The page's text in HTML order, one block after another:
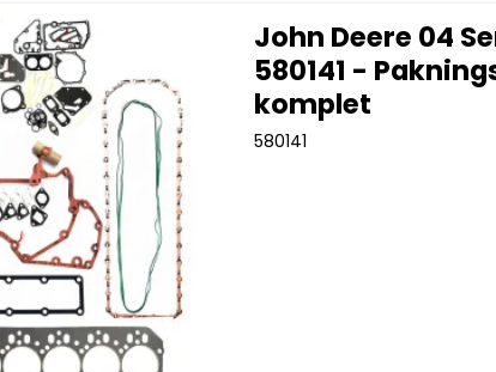
John Deere 04
580141 -
komplet
580141